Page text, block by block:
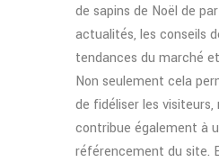
de sapins de Noël de
actualités, les conseils
tendances du marché
Non seulement cela
de fidéliser les visiteurs,
contribue également à
référencement du site.